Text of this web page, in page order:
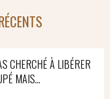
CHERCHÉ À LIBÉRER
MAIS...